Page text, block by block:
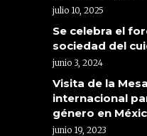
julio 10, 2025
Se celebra el
sociedad del
junio 3, 2024
Visita de la
internacional
género en
junio 19, 2023